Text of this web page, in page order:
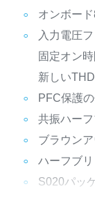
オンボー
入力電圧
固定オン
新しい
PFC保護
共振ハー
ブラウン
ハーフブ
S020パッ